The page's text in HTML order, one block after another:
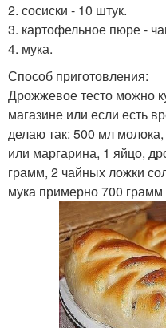
2. сосиски - 10 штук.
3. картофельное пюре -
4. мука.
Способ приготовления:
Дрожжевое тесто можно
магазине или если есть
делаю так: 500 мл
или маргарина, 1 яйцо,
грамм, 2 чайных ложки
мука примерно 700 грамм